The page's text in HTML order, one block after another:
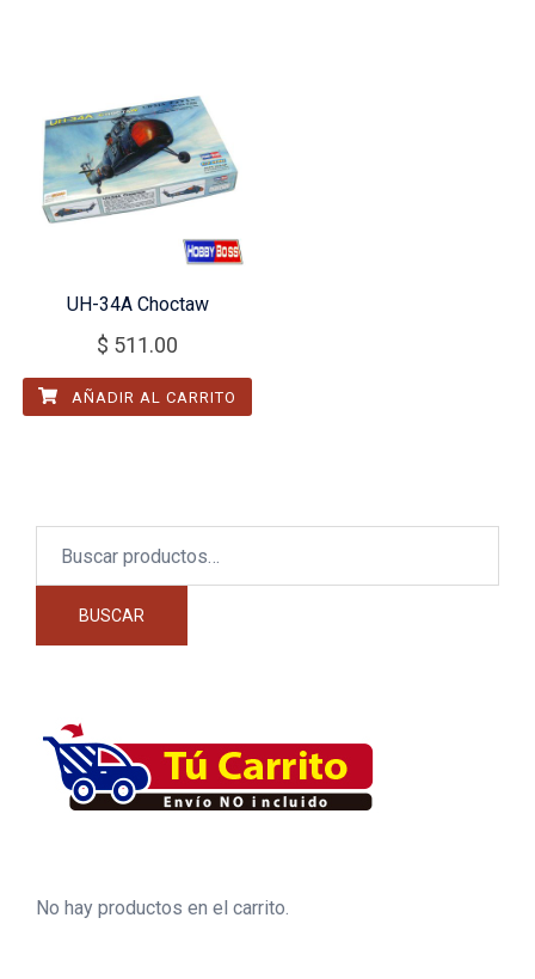
UH-34A Choctaw
$ 511.00
AÑADIR AL CARRITO
BUSCAR
No hay productos en el carrito.